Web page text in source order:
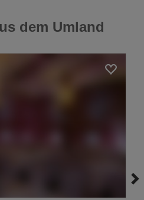
dem Umland